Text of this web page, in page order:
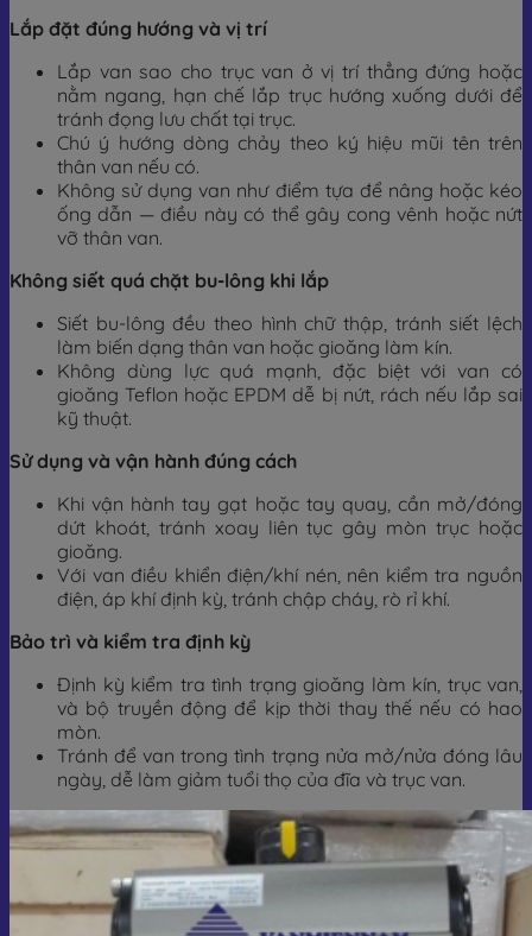
Lắp đặt đúng hướng và vị trí
Lắp van sao cho trục van ở vị trí thẳng đứng hoặc
nằm ngang, hạn chế lắp trục hướng xuống dưới để
tránh đọng lưu chất tại trục.
Chú ý hướng dòng chảy theo ký hiệu mũi tên trên
thân van nếu có.
Không sử dụng van như điểm tựa để nâng hoặc kéo
ống dẫn — điều này có thể gây cong vênh hoặc nứt
vỡ thân van.
Không siết quá chặt bu-lông khi lắp
Siết bu-lông đều theo hình chữ thập, tránh siết lệch
làm biến dạng thân van hoặc gioăng làm kín.
Không dùng lực quá mạnh, đặc biệt với van có
gioăng Teflon hoặc EPDM dễ bị nứt, rách nếu lắp sai
kỹ thuật.
Sử dụng và vận hành đúng cách
Khi vận hành tay gạt hoặc tay quay, cần mở/đóng
dứt khoát, tránh xoay liên tục gây mòn trục hoặc
gioăng.
Với van điều khiển điện/khí nén, nên kiểm tra nguồn
điện, áp khí định kỳ, tránh chập cháy, rò rỉ khí.
Bảo trì và kiểm tra định kỳ
Định kỳ kiểm tra tình trạng gioăng làm kín, trục van,
và bộ truyền động để kịp thời thay thế nếu có hao
mòn.
Tránh để van trong tình trạng nửa mở/nửa đóng lâu
ngày, dễ làm giảm tuổi thọ của đĩa và trục van.